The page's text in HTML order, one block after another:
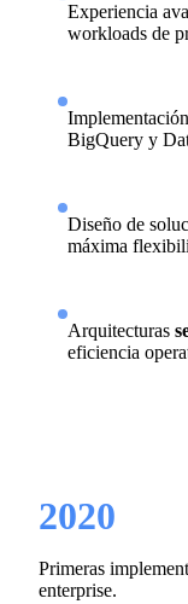
Experiencia
workloads de
BigQuery y
Diseño de
máxima
Arquitecturas
eficiencia
2020
Primeras
enterprise.